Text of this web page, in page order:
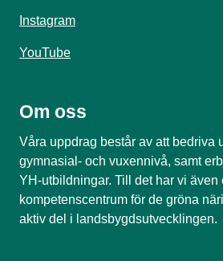
Instagram
YouTube
Om oss
Våra uppdrag består av att bedriva
gymnasial- och vuxennivå, samt
YH-utbildningar. Till det har vi även
kompetenscentrum för de gröna
aktiv del i landsbygdsutvecklingen.